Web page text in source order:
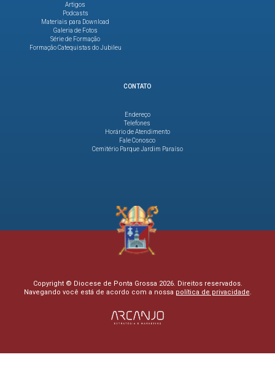
Artigos
Podcasts
Materiais para Download
Galeria de Fotos
Série de Formação
Formação Catequistas do Jubileu
CONTATO
Endereço
Telefones
Horário de Atendimento
Fale Conosco
Cemitério Parque Jardim Paraíso
Copyright © Diocese de Ponta Grossa 2026. Direitos reservados.
Navegando você está de acordo com a nossa política de privacidade.